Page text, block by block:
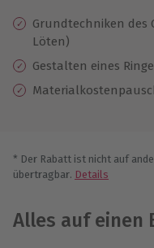
Grundtechniken des
Löten)
Gestalten eines
* Der Rabatt ist nicht auf
übertragbar. Details
Alles auf einen